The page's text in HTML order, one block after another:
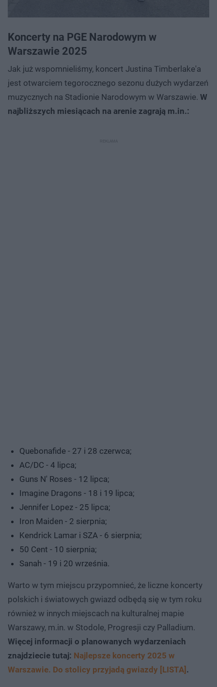
Koncerty na PGE Narodowym w
Warszawie 2025
Jak już wspomnieliśmy, koncert Justina Timberlake'a
jest otwarciem tegorocznego sezonu dużych wydarzeń
muzycznych na Stadionie Narodowym w Warszawie. W
najbliższych miesiącach na arenie zagrają m.in.:
Quebonafide - 27 i 28 czerwca;
AC/DC - 4 lipca;
Guns N' Roses - 12 lipca;
Imagine Dragons - 18 i 19 lipca;
Jennifer Lopez - 25 lipca;
Iron Maiden - 2 sierpnia;
Kendrick Lamar i SZA - 6 sierpnia;
50 Cent - 10 sierpnia;
Sanah - 19 i 20 września.
Warto w tym miejscu przypomnieć, że liczne koncerty
polskich i światowych gwiazd odbędą się w tym roku
również w innych miejscach na kulturalnej mapie
Warszawy, m.in. w Stodole, Progresji czy Palladium.
Więcej informacji o planowanych wydarzeniach
znajdziecie tutaj: Najlepsze koncerty 2025 w
Warszawie. Do stolicy przyjadą gwiazdy [LISTA] .